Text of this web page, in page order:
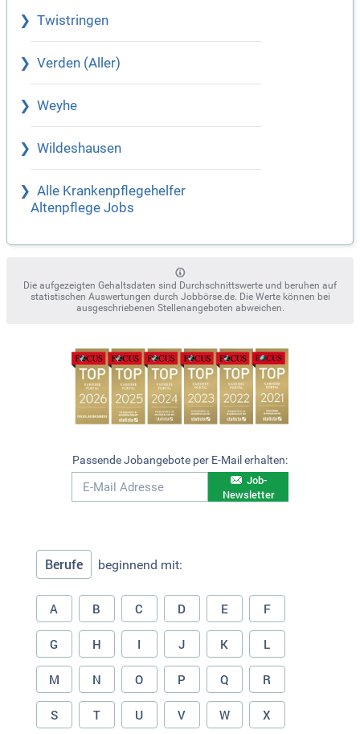
Twistringen
Verden (Aller)
Weyhe
Wildeshausen
Alle Krankenpflegehelfer
Altenpflege Jobs
Die aufgezeigten Gehaltsdaten sind Durchschnittswerte und beruhen auf
statistischen Auswertungen durch Jobbörse.de. Die Werte können bei
ausgeschriebenen Stellenangeboten abweichen.
Passende Jobangebote per E-Mail erhalten:
Job-
Newsletter
Berufe beginnend mit:
A B C D E F
G H I J K L
M N O P Q R
S T U V W X